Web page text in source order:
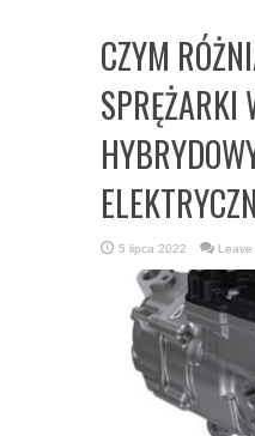
CZYM
SPRĘŻARKI
5 lipca 2022